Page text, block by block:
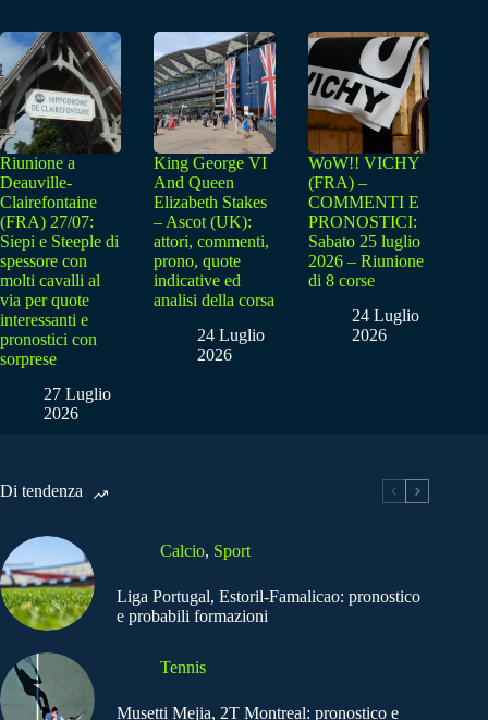
Riunione a
Deauville-
Clairefontaine
(FRA) 27/07:
Siepi e Steeple di
spessore con
molti cavalli al
via per quote
interessanti e
pronostici con
sorprese
27 Luglio
2026
King George VI
And Queen
Elizabeth Stakes
– Ascot (UK):
attori, commenti,
prono, quote
indicative ed
analisi della corsa
24 Luglio
2026
WoW!! VICHY
(FRA) –
COMMENTI E
PRONOSTICI:
Sabato 25 luglio
2026 – Riunione
di 8 corse
24 Luglio
2026
Di tendenza
Calcio, Sport
Liga Portugal, Estoril-Famalicao: pronostico
e probabili formazioni
Tennis
Musetti Mejia, 2T Montreal: pronostico e